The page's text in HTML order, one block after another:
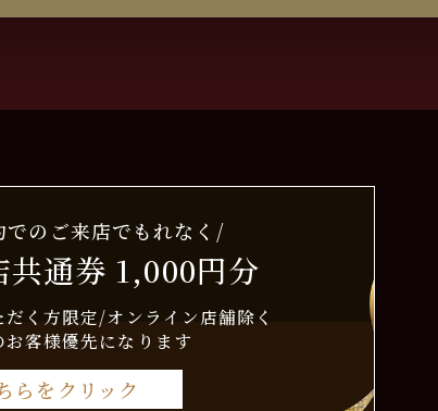
のご来店でもれなく/
共通券 1,000円分
く方限定/オンライン店舗除く
客様優先になります
らをクリック